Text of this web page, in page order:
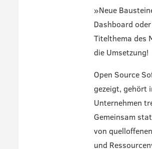
»Neue
Dashboard
Titelthema des
die Umsetzung!
Open Source
gezeigt, gehört
Unternehmen
Gemeinsam
von
und